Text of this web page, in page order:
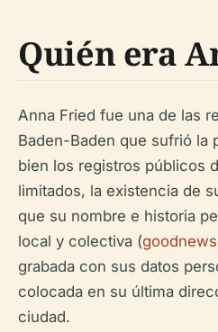
Quién era
Anna Fried fue una de las
Baden-Baden que sufrió la
bien los registros públicos
limitados, la existencia de
que su nombre e historia
local y colectiva (
grabada con sus datos
colocada en su última
ciudad.